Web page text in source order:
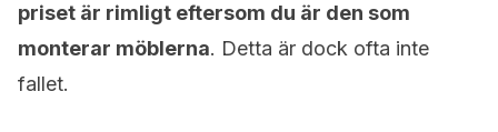
priset är rimligt eftersom du är den som
monterar möblerna. Detta är dock ofta inte
fallet.